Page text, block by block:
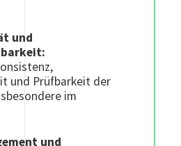
und
und Prüfbarkeit der
im
und